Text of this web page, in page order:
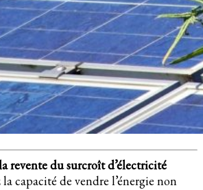
revente du surcroît d’électricité
la capacité de vendre l’énergie non